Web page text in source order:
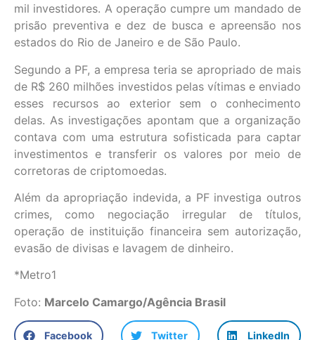
mil investidores. A operação cumpre um mandado de
prisão preventiva e dez de busca e apreensão nos
estados do Rio de Janeiro e de São Paulo.
Segundo a PF, a empresa teria se apropriado de mais
de R$ 260 milhões investidos pelas vítimas e enviado
esses recursos ao exterior sem o conhecimento
delas. As investigações apontam que a organização
contava com uma estrutura sofisticada para captar
investimentos e transferir os valores por meio de
corretoras de criptomoedas.
Além da apropriação indevida, a PF investiga outros
crimes, como negociação irregular de títulos,
operação de instituição financeira sem autorização,
evasão de divisas e lavagem de dinheiro.
*Metro1
Foto: Marcelo Camargo/Agência Brasil
Facebook Twitter LinkedIn